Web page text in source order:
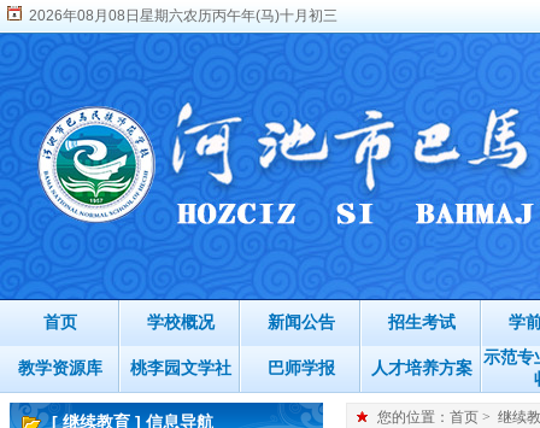
2026年08月08日星期六农历丙午年(马)十月初三
首页 学校概况 新闻公告 招生考试 学
教学资源库 桃李园文学社 巴师学报 人才培养方案
示范专
[ 继续教育 ] 信息导航 您的位置： 首页> 继续